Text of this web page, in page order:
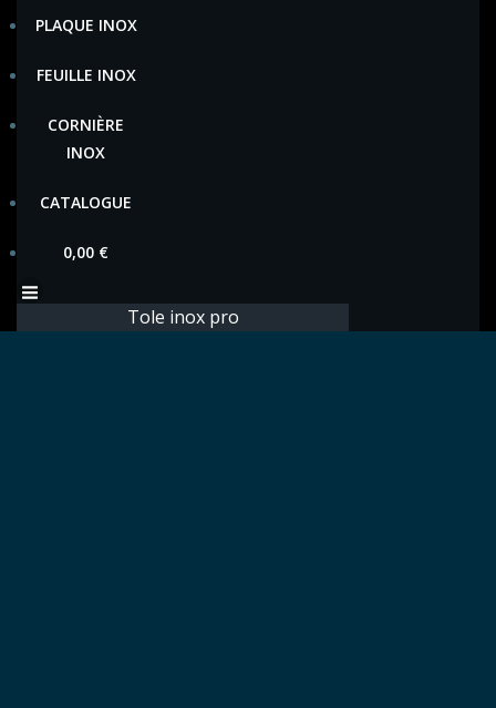
PLAQUE INOX
FEUILLE INOX
CORNIÈRE
INOX
CATALOGUE
0,00 €
Tole inox pro